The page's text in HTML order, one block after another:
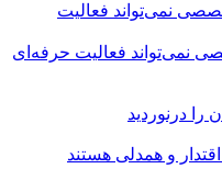
نمی‌تواند فعالیت حرفه‌ای
درنوردید
و همدلی هستند